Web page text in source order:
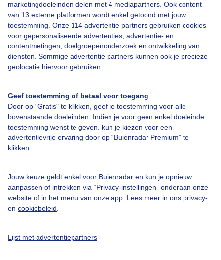
marketingdoeleinden delen met 4 mediapartners. Ook content
van 13 externe platformen wordt enkel getoond met jouw
toestemming. Onze 114 advertentie partners gebruiken cookies
voor gepersonaliseerde advertenties, advertentie- en
contentmetingen, doelgroepenonderzoek en ontwikkeling van
diensten. Sommige advertentie partners kunnen ook je precieze
geolocatie hiervoor gebruiken.
Geef toestemming of betaal voor toegang
Door op "Gratis" te klikken, geef je toestemming voor alle
bovenstaande doeleinden. Indien je voor geen enkel doeleinde
toestemming wenst te geven, kun je kiezen voor een
advertentievrije ervaring door op “Buienradar Premium” te
klikken.
Jouw keuze geldt enkel voor Buienradar en kun je opnieuw
aanpassen of intrekken via “Privacy-instellingen” onderaan onze
website of in het menu van onze app. Lees meer in ons privacy-
en cookiebeleid
Lijst met advertentiepartners
Over Buienradar
Bedrijfsgegevens
Contact
Toegankelijkheid
Gebruikersvoorwaarden
Adverteren
Privacy beleid
Cookie beleid